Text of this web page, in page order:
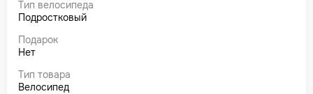
Тип велосипеда
Подростковый
Подарок
Нет
Тип товара
Велосипед